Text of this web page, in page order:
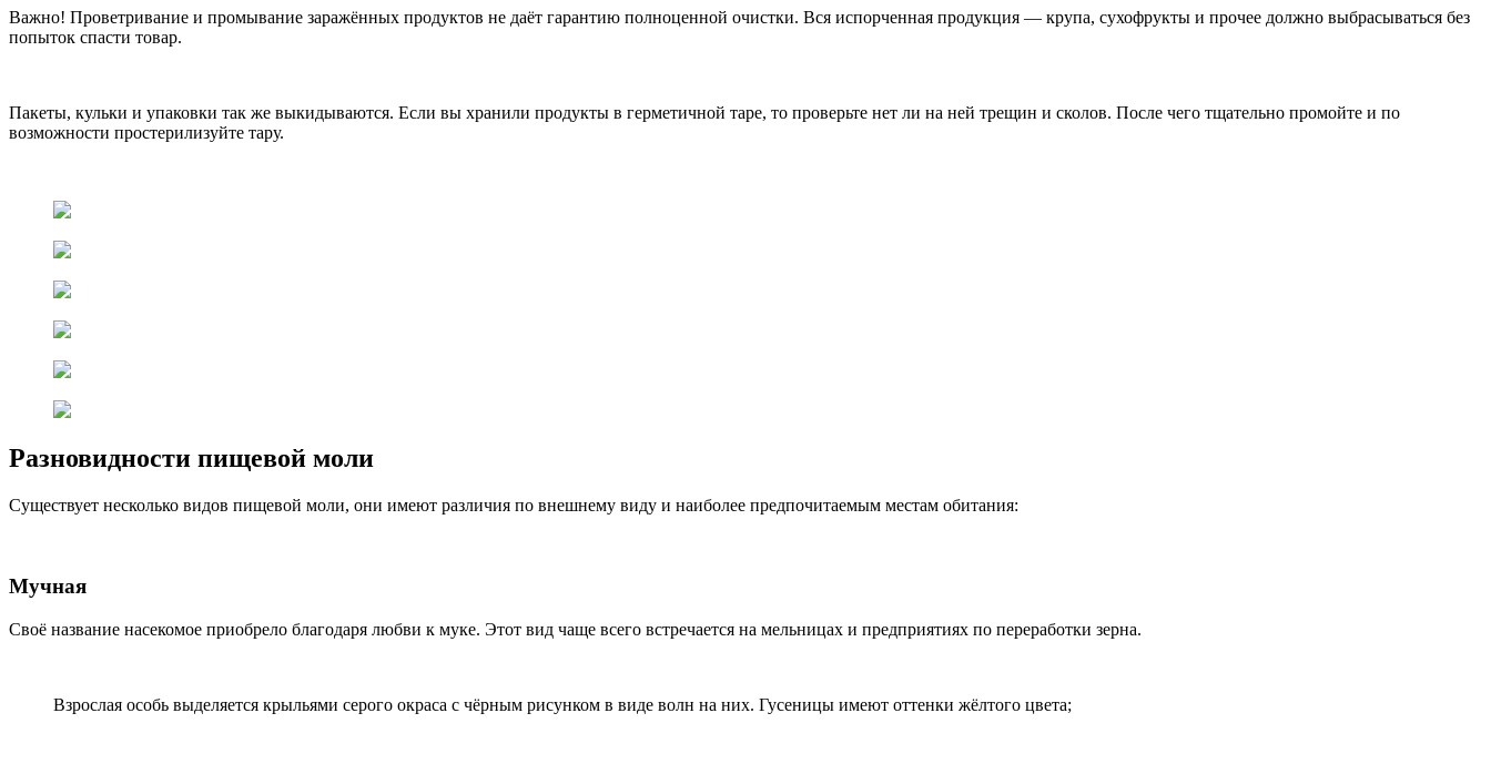
Важно! Проветривание и промывание заражённых продуктов не даёт гарантию полноценной очистки. Вся испорченная продукция — крупа, сухофрукты и прочее должно выбрасываться без
попыток спасти товар.
Пакеты, кульки и упаковки так же выкидываются. Если вы хранили продукты в герметичной таре, то проверьте нет ли на ней трещин и сколов. После чего тщательно промойте и по
возможности простерилизуйте тару.
Разновидности пищевой моли
Существует несколько видов пищевой моли, они имеют различия по внешнему виду и наиболее предпочитаемым местам обитания:
Мучная
Своё название насекомое приобрело благодаря любви к муке. Этот вид чаще всего встречается на мельницах и предприятиях по переработки зерна.
Взрослая особь выделяется крыльями серого окраса с чёрным рисунком в виде волн на них. Гусеницы имеют оттенки жёлтого цвета;